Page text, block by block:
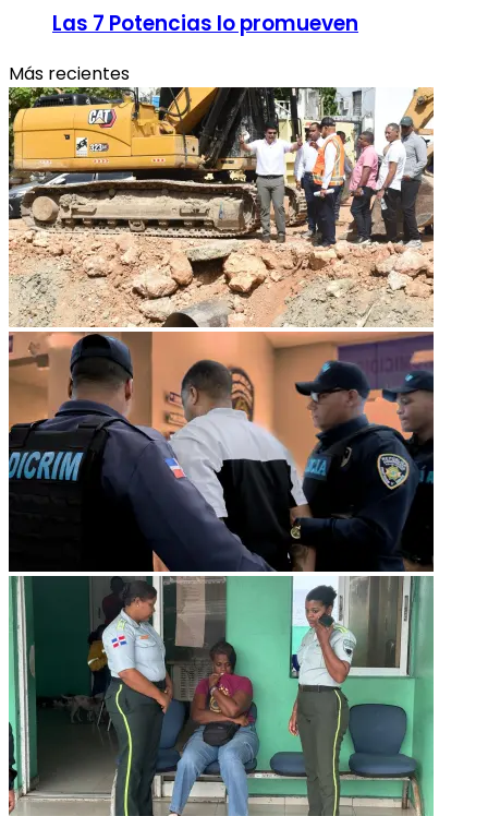
Las 7 Potencias lo promueven
Más recientes